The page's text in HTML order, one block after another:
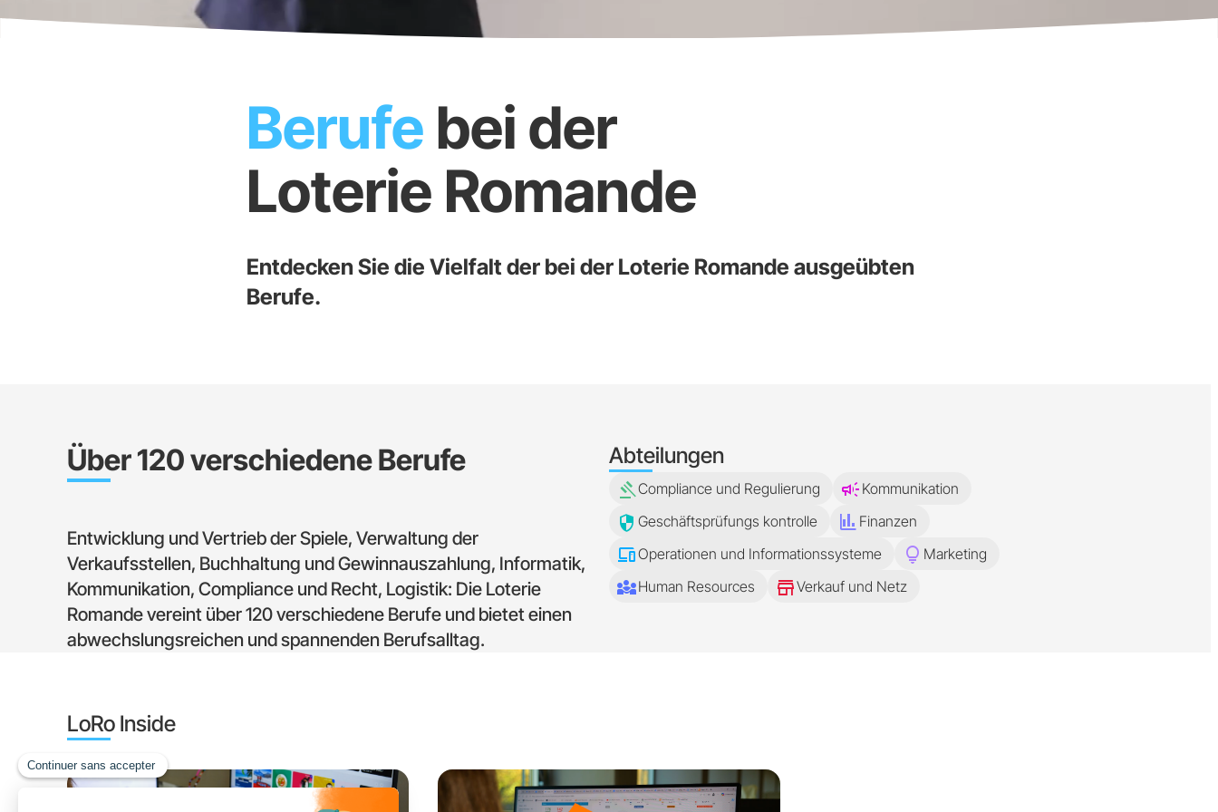
Berufe bei der
Loterie Romande
Entdecken Sie die Vielfalt der bei der Loterie Romande ausgeübten
Berufe.
Über 120 verschiedene Berufe
Entwicklung und Vertrieb der Spiele, Verwaltung der
Verkaufsstellen, Buchhaltung und Gewinnauszahlung, Informatik,
Kommunikation, Compliance und Recht, Logistik: Die Loterie
Romande vereint über 120 verschiedene Berufe und bietet einen
abwechslungsreichen und spannenden Berufsalltag.
Abteilungen
gavelCompliance und Regulierung campaign Kommunikation
security Geschäftsprüfungs kontrolle finance Finanzen
devicesOperationen und Informationssysteme lightbulb Marketing
diversity_3Human Resources storeVerkauf und Netz
LoRo Inside